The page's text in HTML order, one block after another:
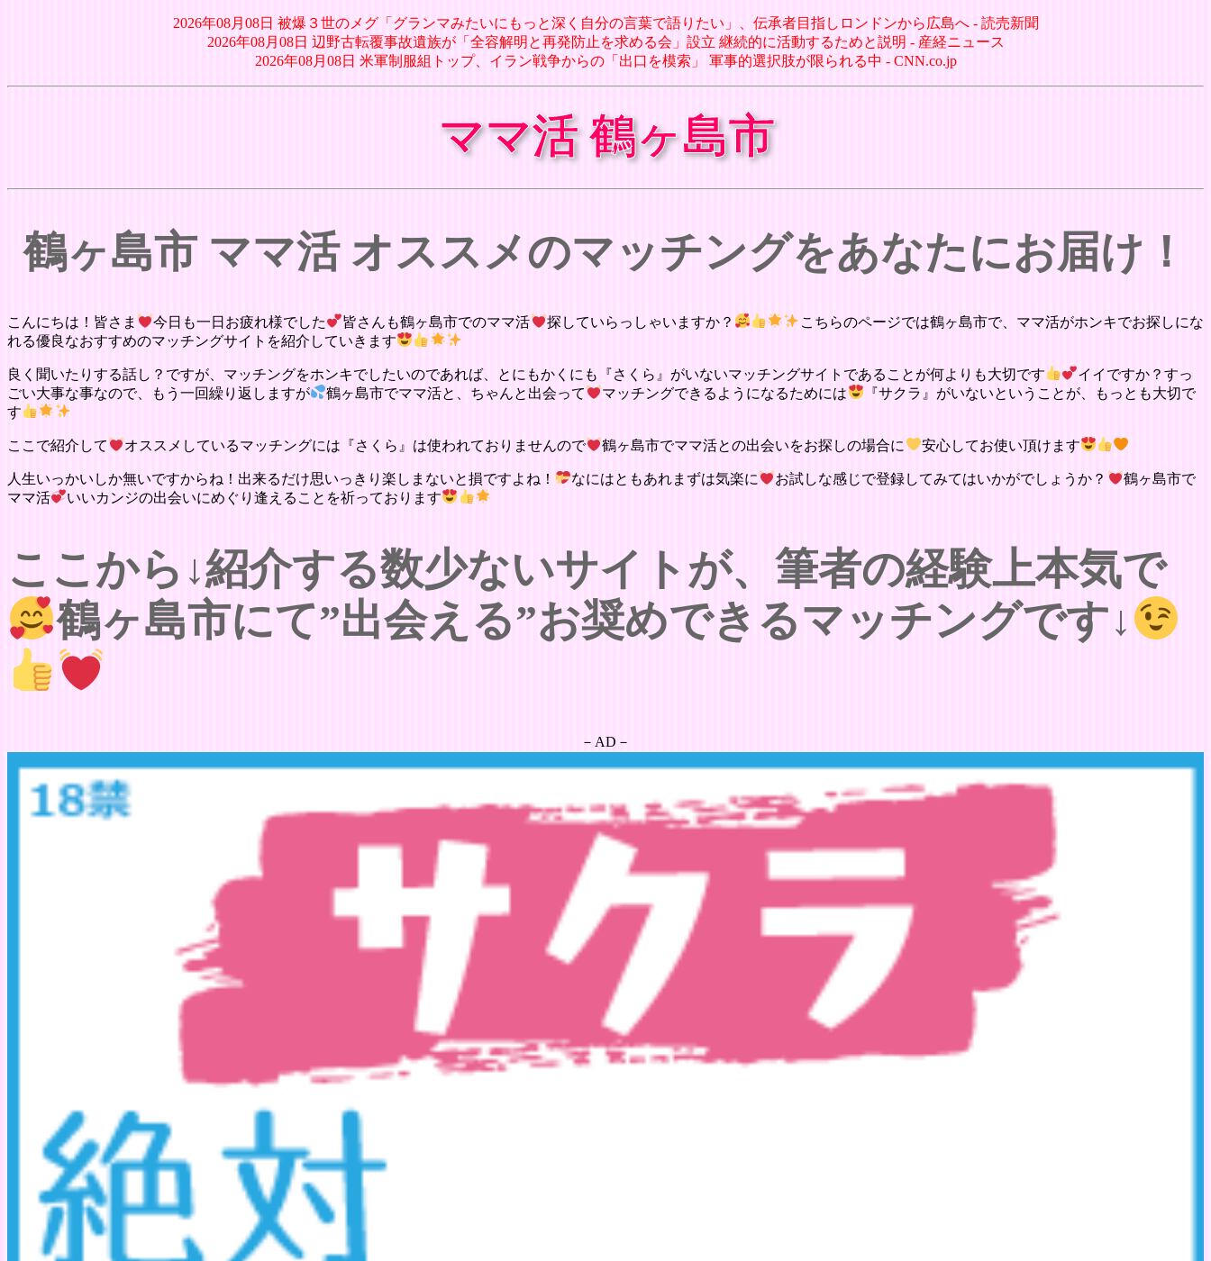
2026年08月08日 被爆３世のメグ「グランマみたいにもっと深く自分の言葉で語りたい」、伝承者目指しロンドンから広島へ - 読売新聞
2026年08月08日 辺野古転覆事故遺族が「全容解明と再発防止を求める会」設立 継続的に活動するためと説明 - 産経ニュース
2026年08月08日 米軍制服組トップ、イラン戦争からの「出口を模索」 軍事的選択肢が限られる中 - CNN.co.jp
ママ活 鶴ヶ島市
鶴ヶ島市 ママ活 オススメのマッチングをあなたにお届け！
こんにちは！皆さま 今日も一日お疲れ様でした 皆さんも鶴ヶ島市でのママ活 探していらっしゃいますか？
こちらのページでは鶴ヶ島市で、ママ活がホンキでお探しにな
れる優良なおすすめのマッチングサイトを紹介していきます
良く聞いたりする話し？ですが、マッチングをホンキでしたいのであれば、とにもかくにも『さくら』がいないマッチングサイトであることが何よりも大切です
イイですか？すっ
ごい大事な事なので、もう一回繰り返しますが
鶴ヶ島市でママ活と、ちゃんと出会って マッチングできるようになるためには
『サクラ』がいないということが、もっとも大切で
す
ここで紹介して オススメしているマッチングには『さくら』は使われておりませんので 鶴ヶ島市でママ活との出会いをお探しの場合に 安心してお使い頂けます
人生いっかいしか無いですからね！出来るだけ思いっきり楽しまないと損ですよね！ なにはともあれまずは気楽に お試しな感じで登録してみてはいかがでしょうか？
鶴ヶ島市で
ママ活
いいカンジの出会いにめぐり逢えることを祈っております
ここから↓紹介する数少ないサイトが、筆者の経験上本気で
鶴ヶ島市にて”出会える”お奨めできるマッチングです↓
－AD－